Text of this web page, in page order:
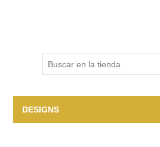
DESIGNS